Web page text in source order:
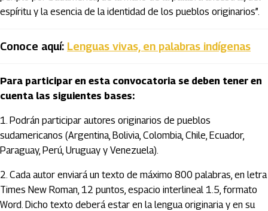
espíritu y la esencia de la identidad de los pueblos originarios”.
Conoce aquí: Lenguas vivas, en palabras indígenas
Para participar en esta convocatoria se deben tener en
cuenta las siguientes bases:
1. Podrán participar autores originarios de pueblos
sudamericanos (Argentina, Bolivia, Colombia, Chile, Ecuador,
Paraguay, Perú, Uruguay y Venezuela).
2. Cada autor enviará un texto de máximo 800 palabras, en letra
Times New Roman, 12 puntos, espacio interlineal 1.5, formato
Word. Dicho texto deberá estar en la lengua originaria y en su